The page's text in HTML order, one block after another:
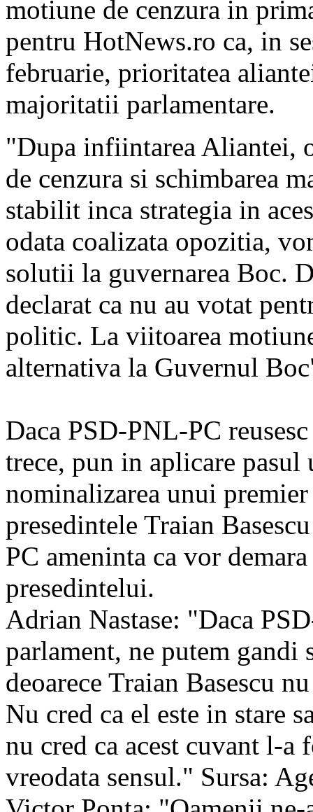
motiune de cenzura in
pentru HotNews.ro ca, in
februarie, prioritatea
majoritatii parlamentare.
"Dupa infiintarea Aliantei,
de cenzura si schimbarea
stabilit inca strategia in
odata coalizata opozitia,
solutii la guvernarea Boc.
declarat ca nu au votat
politic. La viitoarea
alternativa la Guvernul
Daca PSD-PNL-PC
trece, pun in aplicare pasul
nominalizarea unui
presedintele Traian
PC ameninta ca vor
presedintelui.
Adrian Nastase: "Daca
parlament, ne putem gandi
deoarece Traian Basescu
Nu cred ca el este in stare
nu cred ca acest cuvant l-a
vreodata sensul." Sursa: